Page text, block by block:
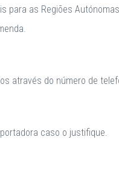
para as Regiões
através do número de
caso o justifique.